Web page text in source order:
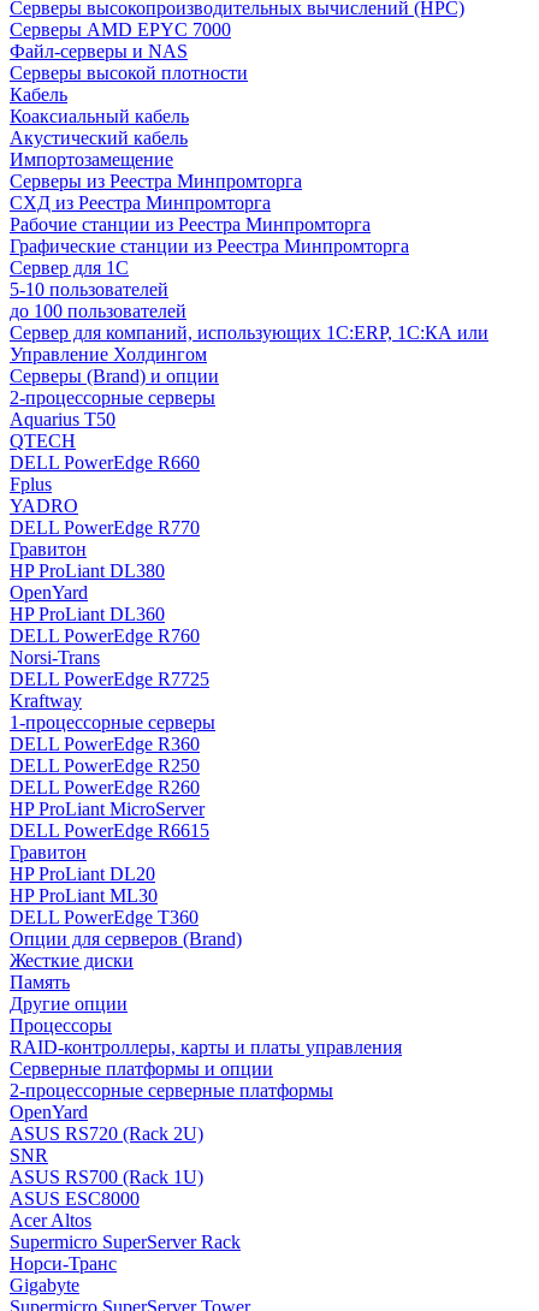
Серверы высокопроизводительных вычислений (HPC)
Серверы AMD EPYC 7000
Файл-серверы и NAS
Серверы высокой плотности
Кабель
Коаксиальный кабель
Акустический кабель
Импортозамещение
Серверы из Реестра Минпромторга
СХД из Реестра Минпромторга
Рабочие станции из Реестра Минпромторга
Графические станции из Реестра Минпромторга
Сервер для 1С
5-10 пользователей
до 100 пользователей
Сервер для компаний, использующих 1C:ERP, 1С:КА или
Управление Холдингом
Серверы (Brand) и опции
2-процессорные серверы
Aquarius T50
QTECH
DELL PowerEdge R660
Fplus
YADRO
DELL PowerEdge R770
Гравитон
HP ProLiant DL380
OpenYard
HP ProLiant DL360
DELL PowerEdge R760
Norsi-Trans
DELL PowerEdge R7725
Kraftway
1-процессорные серверы
DELL PowerEdge R360
DELL PowerEdge R250
DELL PowerEdge R260
HP ProLiant MicroServer
DELL PowerEdge R6615
Гравитон
HP ProLiant DL20
HP ProLiant ML30
DELL PowerEdge T360
Опции для серверов (Brand)
Жесткие диски
Память
Другие опции
Процессоры
RAID-контроллеры, карты и платы управления
Серверные платформы и опции
2-процессорные серверные платформы
OpenYard
ASUS RS720 (Rack 2U)
SNR
ASUS RS700 (Rack 1U)
ASUS ESC8000
Acer Altos
Supermicro SuperServer Rack
Норси-Транс
Gigabyte
Supermicro SuperServer Tower